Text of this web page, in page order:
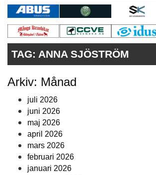
KONTAKT
VÅRA ANDRA MAGASIN
PRENUMERERA
ANNONSERA
TAG: ANNA SJÖSTRÖM
Arkiv: Månad
juli 2026
juni 2026
maj 2026
april 2026
mars 2026
februari 2026
januari 2026